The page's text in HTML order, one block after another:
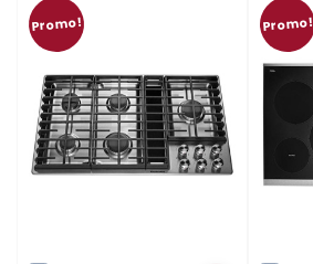
Promo! Promo!